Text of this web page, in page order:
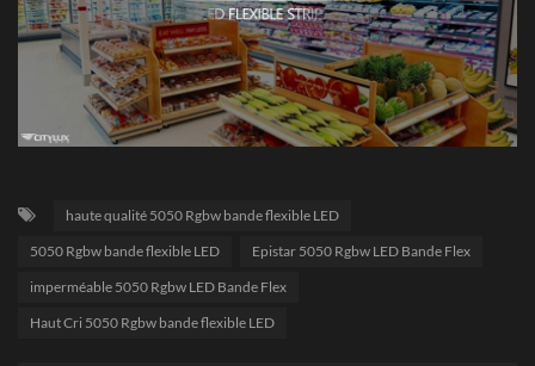
haute qualité 5050 Rgbw bande flexible LED
5050 Rgbw bande flexible LED
Epistar 5050 Rgbw LED Bande Flex
imperméable 5050 Rgbw LED Bande Flex
Haut Cri 5050 Rgbw bande flexible LED